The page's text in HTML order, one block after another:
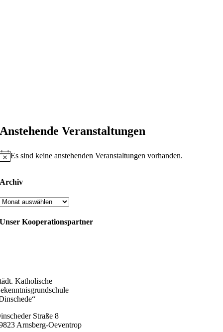
Anstehende Veranstaltungen
Es sind keine anstehenden Veranstaltungen vorhanden.
Archiv
Unser Kooperationspartner
Katholische
Straße 8
Arnsberg-Oeventrop